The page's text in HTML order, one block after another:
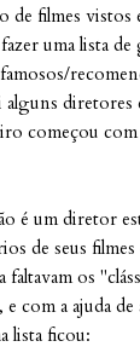
de filmes vistos
uma lista
alguns diretores
começou
é um diretor
de seus
faltavam os
com a ajuda de
lista ficou: